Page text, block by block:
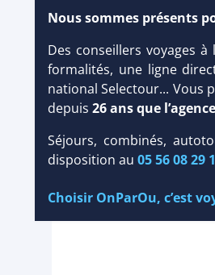
HÔTEL AVANI
HôtelClassique
Nous sommes présents
Des conseillers voyages
formalités, une ligne
national Selectour... Vous
depuis 26 ans que
Séjours, combinés,
disposition au 05 56 08 29
Choisir OnParOu, c’est